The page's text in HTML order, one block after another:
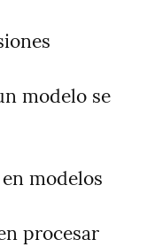
modelo se
modelos
procesar